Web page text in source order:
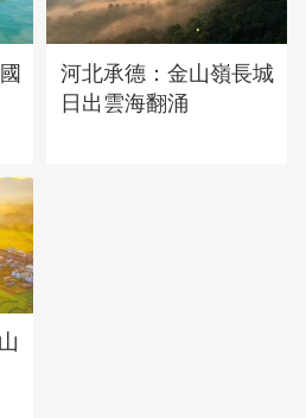
河北承德：金山嶺長城
日出雲海翻涌